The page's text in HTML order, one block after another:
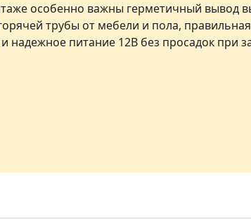
особенно важны герметичный вывод
трубы от мебели и пола,
надежное питание 12В без просадок при